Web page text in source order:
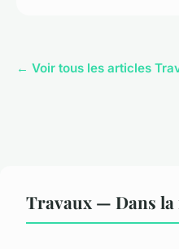
← Voir tous les articles
Travaux — Dans